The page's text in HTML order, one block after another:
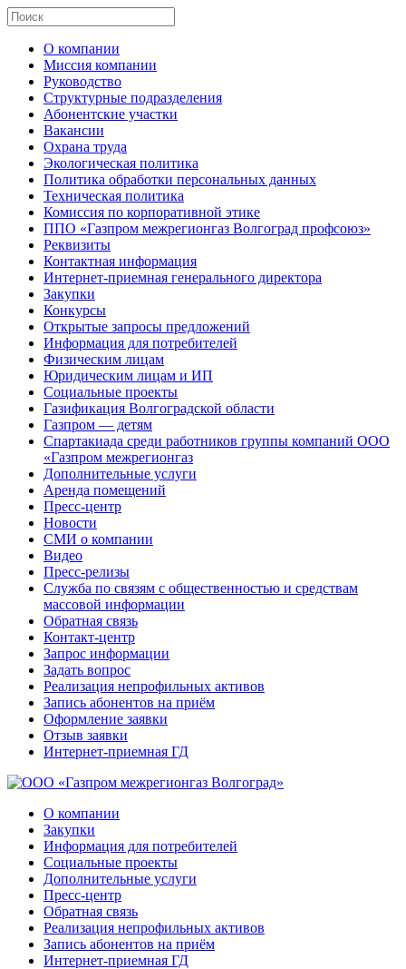
О компании
Миссия компании
Руководство
Структурные подразделения
Абонентские участки
Вакансии
Охрана труда
Экологическая политика
Политика обработки персональных данных
Техническая политика
Комиссия по корпоративной этике
ППО «Газпром межрегионгаз Волгоград профсоюз»
Реквизиты
Контактная информация
Интернет-приемная генерального директора
Закупки
Конкурсы
Открытые запросы предложений
Информация для потребителей
Физическим лицам
Юридическим лицам и ИП
Социальные проекты
Газификация Волгоградской области
Газпром — детям
Спартакиада среди работников группы компаний ООО
«Газпром межрегионгаз
Дополнительные услуги
Аренда помещений
Пресс-центр
Новости
СМИ о компании
Видео
Пресс-релизы
Служба по связям с общественностью и средствам
массовой информации
Обратная связь
Контакт-центр
Запрос информации
Задать вопрос
Реализация непрофильных активов
Запись абонентов на приём
Оформление заявки
Отзыв заявки
Интернет-приемная ГД
О компании
Закупки
Информация для потребителей
Социальные проекты
Дополнительные услуги
Пресс-центр
Обратная связь
Реализация непрофильных активов
Запись абонентов на приём
Интернет-приемная ГД